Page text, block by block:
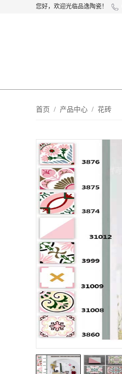
您好，欢迎光临品逸陶瓷！
首页 / 产品中心 / 花砖